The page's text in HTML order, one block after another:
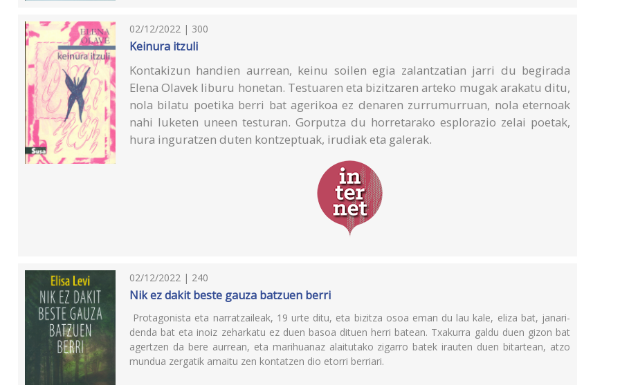
02/12/2022 | 300
Keinura itzuli
Kontakizun handien aurrean, keinu soilen egia zalantzatian jarri du begirada
Elena Olavek liburu honetan. Testuaren eta bizitzaren arteko mugak arakatu ditu,
nola bilatu poetika berri bat agerikoa ez denaren zurrumurruan, nola eternoak
nahi luketen uneen testuran. Gorputza du horretarako esplorazio zelai poetak,
hura inguratzen duten kontzeptuak, irudiak eta galerak.
02/12/2022 | 240
Nik ez dakit beste gauza batzuen berri
Protagonista eta narratzaileak, 19 urte ditu, eta bizitza osoa eman du lau kale, eliza bat, janari-
denda bat eta inoiz zeharkatu ez duen basoa dituen herri batean. Txakurra galdu duen gizon bat
agertzen da bere aurrean, eta marihuanaz alaitutako zigarro batek irauten duen bitartean, atzo
mundua zergatik amaitu zen kontatzen dio etorri berriari.